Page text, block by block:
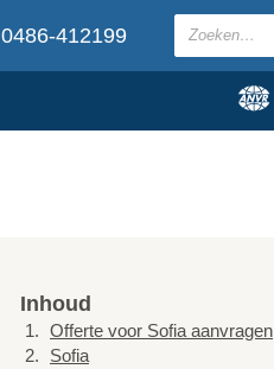
0486-412199
Inhoud
Offerte voor Sofia aanvragen
Sofia